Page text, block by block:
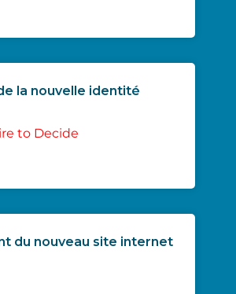
la nouvelle identité
to Decide
du nouveau site internet